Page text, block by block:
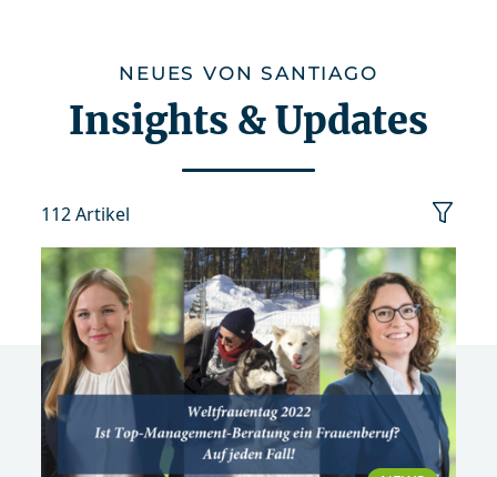
NEUES VON SANTIAGO
Insights & Updates
112 Artikel
Kategorie
Datum
Sortierung
zurücksetzen